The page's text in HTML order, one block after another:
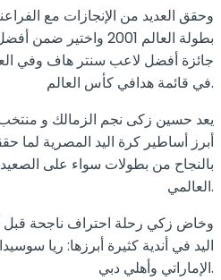
وحقق العديد من الإنجازات مع
في قائمة هدافي كأس العالم.
يعد حسين زكى نجم الزمالك و
أبرز أساطير كرة اليد المصرية لما
بالنجاح من بطولات سواء على
العالمي.
وخاض زكي رحلة احتراف ناجحة
اليد في أندية كثيرة أبرزها: ريا
الإماراتي وأهلي دبي.